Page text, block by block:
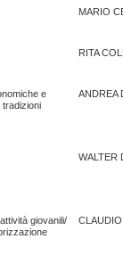
MARIO
RITA
e
ANDREA
WALTER
giovanili/